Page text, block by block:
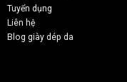
Tuyển dụng
Liên hệ
Blog giày dép da